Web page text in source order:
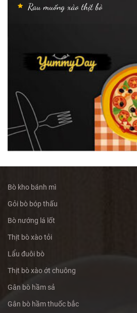
Rau muống xào thịt bò
Bò kho bánh mì
Gỏi bò bóp thấu
Bò nướng lá lốt
Thịt bò xào tỏi
Lẩu đuôi bò
Thịt bò xào ớt chuông
Gân bò hầm sả
Gân bò hầm thuốc bắc